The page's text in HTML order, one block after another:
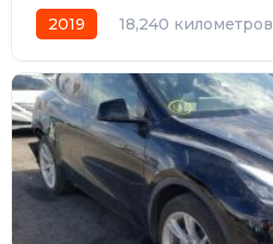
2019 18,240 километров